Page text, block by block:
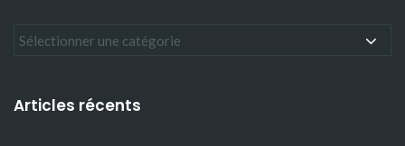
Articles récents